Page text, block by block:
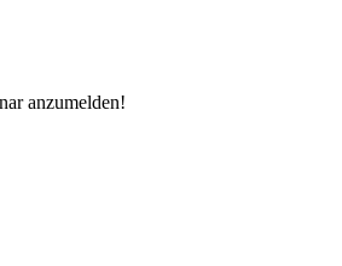
anzumelden!